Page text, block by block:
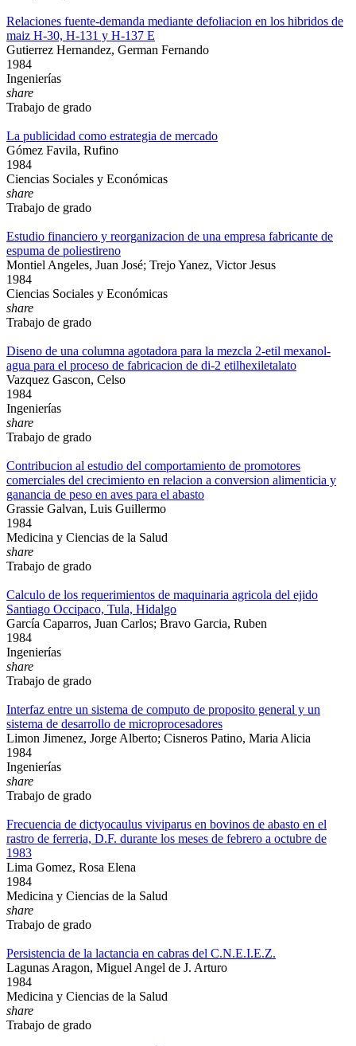
Relaciones fuente-demanda mediante defoliacion en los hibridos de
maiz H-30, H-131 y H-137 E
Gutierrez Hernandez, German Fernando
1984
Ingenierías
share
Trabajo de grado
La publicidad como estrategia de mercado
Gómez Favila, Rufino
1984
Ciencias Sociales y Económicas
share
Trabajo de grado
Estudio financiero y reorganizacion de una empresa fabricante de
espuma de poliestireno
Montiel Angeles, Juan José; Trejo Yanez, Victor Jesus
1984
Ciencias Sociales y Económicas
share
Trabajo de grado
Diseno de una columna agotadora para la mezcla 2-etil mexanol-
agua para el proceso de fabricacion de di-2 etilhexiletalato
Vazquez Gascon, Celso
1984
Ingenierías
share
Trabajo de grado
Contribucion al estudio del comportamiento de promotores
comerciales del crecimiento en relacion a conversion alimenticia y
ganancia de peso en aves para el abasto
Grassie Galvan, Luis Guillermo
1984
Medicina y Ciencias de la Salud
share
Trabajo de grado
Calculo de los requerimientos de maquinaria agricola del ejido
Santiago Occipaco, Tula, Hidalgo
García Caparros, Juan Carlos; Bravo Garcia, Ruben
1984
Ingenierías
share
Trabajo de grado
Interfaz entre un sistema de computo de proposito general y un
sistema de desarrollo de microprocesadores
Limon Jimenez, Jorge Alberto; Cisneros Patino, Maria Alicia
1984
Ingenierías
share
Trabajo de grado
Frecuencia de dictyocaulus viviparus en bovinos de abasto en el
rastro de ferreria, D.F. durante los meses de febrero a octubre de
1983
Lima Gomez, Rosa Elena
1984
Medicina y Ciencias de la Salud
share
Trabajo de grado
Persistencia de la lactancia en cabras del C.N.E.I.E.Z.
Lagunas Aragon, Miguel Angel de J. Arturo
1984
Medicina y Ciencias de la Salud
share
Trabajo de grado